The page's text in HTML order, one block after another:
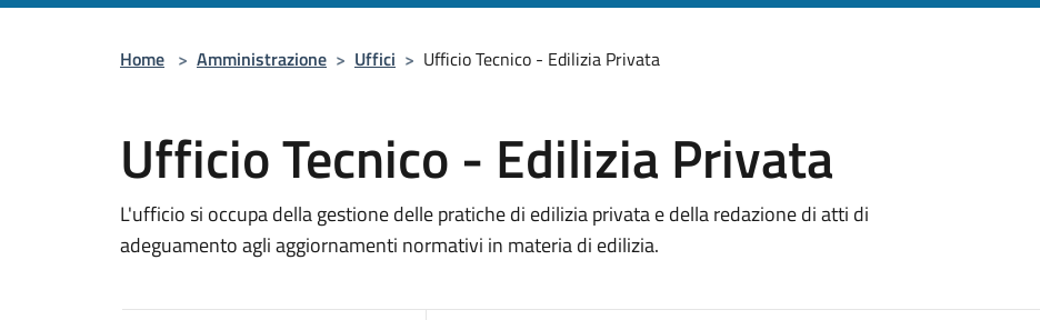
Home > Amministrazione > Uffici > Ufficio Tecnico - Edilizia Privata
Ufficio Tecnico - Edilizia Privata
L'ufficio si occupa della gestione delle pratiche di edilizia privata e della redazione di atti di
adeguamento agli aggiornamenti normativi in materia di edilizia.